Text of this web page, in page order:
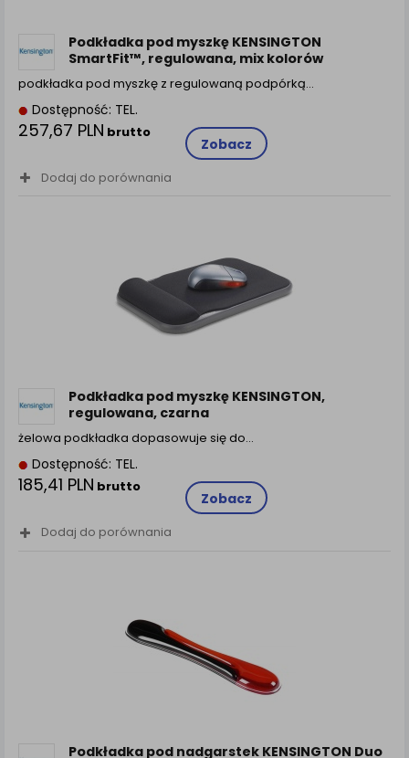
Podkładka pod myszkę KENSINGTON
SmartFit™, regulowana, mix kolorów
podkładka pod myszkę z regulowaną podpórką…
Dostępność: TEL.
257,67 PLN brutto
Zobacz
Dodaj do porównania
Podkładka pod myszkę KENSINGTON,
regulowana, czarna
żelowa podkładka dopasowuje się do…
Dostępność: TEL.
185,41 PLN brutto
Zobacz
Dodaj do porównania
Podkładka pod nadgarstek KENSINGTON Duo